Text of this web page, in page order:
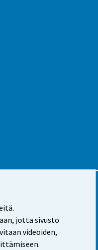
jotta sivusto
videoiden,